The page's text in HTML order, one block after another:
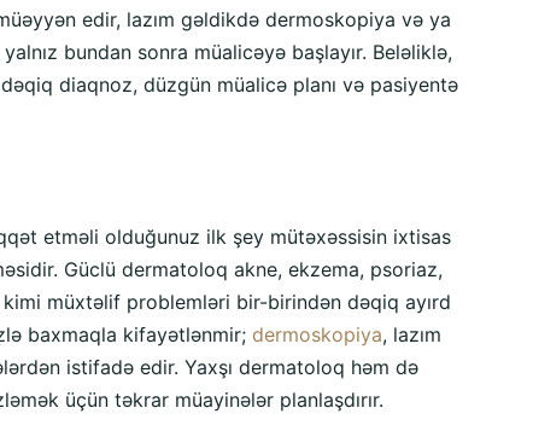
edir, lazım gəldikdə dermoskopiya və ya
bundan sonra müalicəyə başlayır. Beləliklə,
diaqnoz, düzgün müalicə planı və pasiyentə
etməli olduğunuz ilk şey mütəxəssisin ixtisas
Güclü dermatoloq akne, ekzema, psoriaz,
müxtəlif problemləri bir-birindən dəqiq ayırd
baxmaqla kifayətlənmir; dermoskopiya, lazım
istifadə edir. Yaxşı dermatoloq həm də
üçün təkrar müayinələr planlaşdırır.